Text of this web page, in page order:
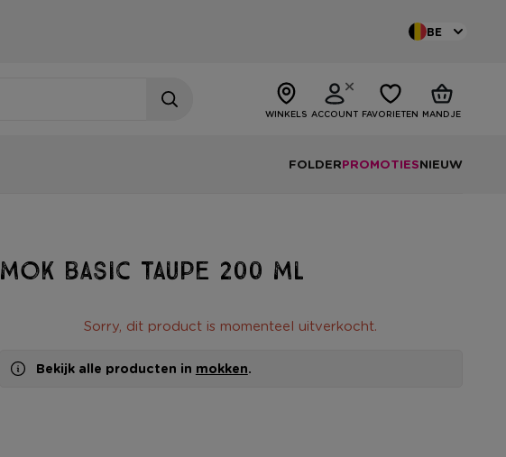
BE
WINKELS ACCOUNT FAVORIETEN MANDJE
FOLDERPROMOTIESNIEUW
Mok basic taupe 200 ML
Sorry, dit product is momenteel uitverkocht.
Bekijk alle producten in mokken.